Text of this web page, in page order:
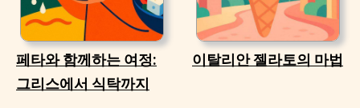
페타와 함께하는 여정:
그리스에서 식탁까지
이탈리안 젤라토의 마법